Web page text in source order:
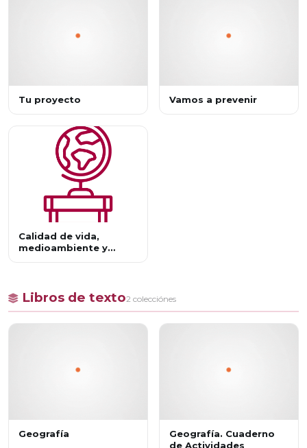
Tu proyecto Vamos a prevenir
Calidad de vida,
medioambiente y
Libros de texto2 colecciónes
Geografía
Geografía. Cuaderno
de Actividades